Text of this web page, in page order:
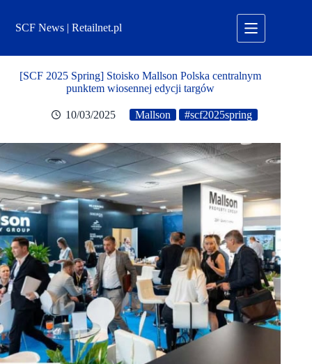
treściSCF News | Retailnet.pl
[SCF 2025 Spring] Stoisko Mallson Polska centralnym
punktem wiosennej edycji targów
10/03/2025 Mallson #scf2025spring